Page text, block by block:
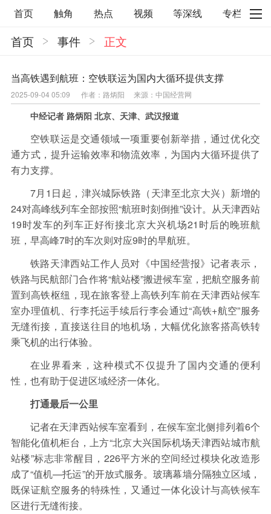
首页 触角 热点 视频 等深线 专栏
直观 见智财经
环球企业沉浮录
辉常道
荀瓜问道 商学院
报纸视频
企业面面观
太空星愿航天资讯
经济史话
照理生活
贝果观点
照理说事
等深线精选
宏观经济 事件
要闻
区域经济
能源化工
家电家居 航旅交运
案例
医药健康
文娱 体育 消费
银行
理财
资本市场 资管
信托交易
保险
金融市场 智库
新域实验室
今日快评
我们来补课
图说
与老板对话
家族企业
品牌活动
金融科技
数据要素
企业快讯
智造
首页 事件 正文
当高铁遇到航班：空铁联运为国内大循环提供支撑
2025-09-04 05:09 作者：路炳阳 来源：中国经营网
中经记者 路炳阳 北京、天津、武汉报道
空铁联运是交通领域一项重要创新举措，通过优化交
通方式，提升运输效率和物流效率，为国内大循环提供了
有力支撑。
7月1日起，津兴城际铁路（天津至北京大兴）新增的
24对高峰线列车全部按照“航班时刻倒推”设计。从天津西站
19时发车的列车正好衔接北京大兴机场21时后的晚班航
班，早高峰7时的车次则对应9时的早航班。
铁路天津西站工作人员对《中国经营报》记者表示，
铁路与民航部门合作将“航站楼”搬进候车室，把航空服务前
置到高铁枢纽，现在旅客登上高铁列车前在天津西站候车
室办理值机、行李托运手续后行李会通过“高铁+航空”服务
无缝衔接，直接送往目的地机场，大幅优化旅客搭高铁转
乘飞机的出行体验。
在业界看来，这种模式不仅提升了国内交通的便利
性，也有助于促进区域经济一体化。
打通最后一公里
记者在天津西站候车室看到，在候车室北侧排列着6个
智能化值机柜台，上方“北京大兴国际机场天津西站城市航
站楼”标志非常醒目，226平方米的空间经过模块化改造形
成了“值机—托运”的开放式服务。玻璃幕墙分隔独立区域，
既保证航空服务的特殊性，又通过一体化设计与高铁候车
区进行无缝衔接。